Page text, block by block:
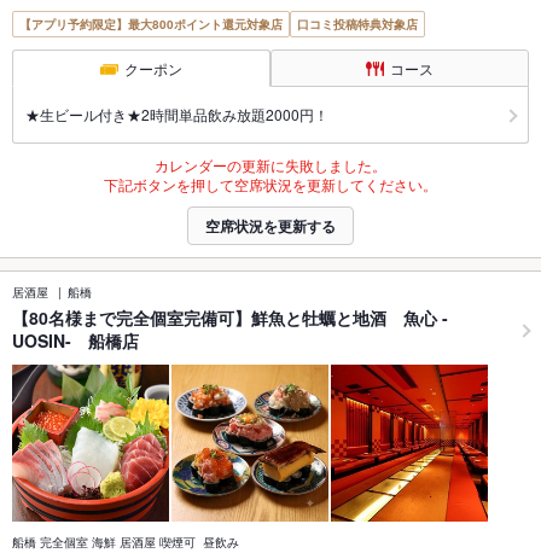
【アプリ予約限定】最大800ポイント還元対象店 口コミ投稿特典対象店
クーポン コース
★生ビール付き★2時間単品飲み放題2000円！
カレンダーの更新に失敗しました。
下記ボタンを押して空席状況を更新してください。
空席状況を更新する
居酒屋 船橋
【80名様まで完全個室完備可】鮮魚と牡蠣と地酒 魚心 -
UOSIN- 船橋店
船橋 完全個室 海鮮 居酒屋 喫煙可 昼飲み